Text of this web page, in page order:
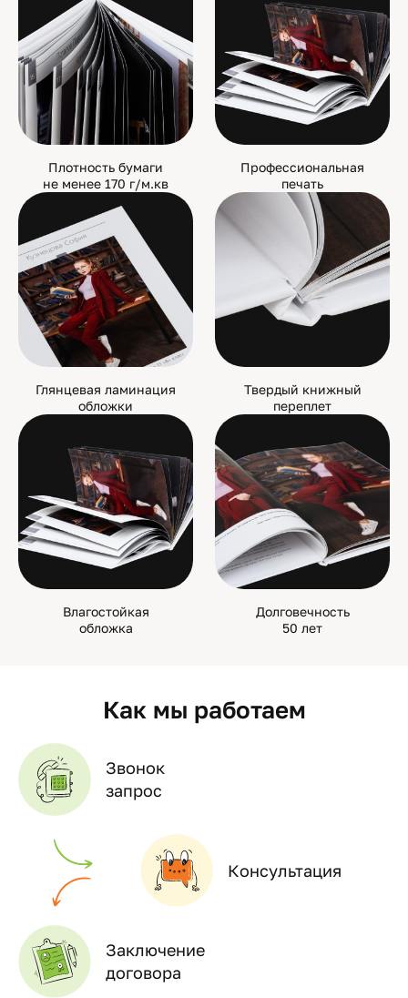
Плотность бумаги
не менее 170 г/м.кв
Профессиональная
печать
Глянцевая ламинация
обложки
Твердый книжный
переплет
Влагостойкая
обложка
Долговечность
50 лет
Как мы работаем
Звонок
запрос
Консультация
Заключение
договора